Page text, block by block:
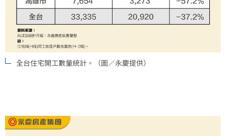
全台住宅開工數量統計。（圖／永慶提供）